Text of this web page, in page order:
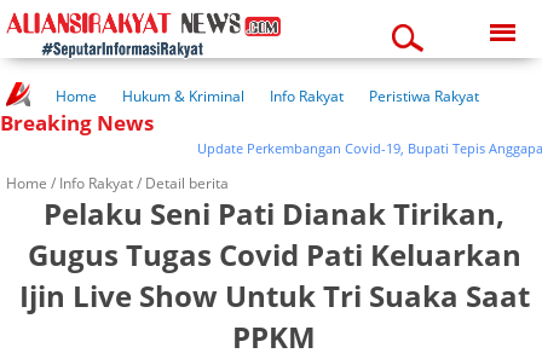
03:49:26 am
Home Hukum & Kriminal Info Rakyat
Peristiwa Rakyat
Kuliner Rakyat
Wisata Rakyat
Kesehatan
Breaking News
Update Perkembangan Covid-19, Bupati Tepis Anggapan
Home / Info Rakyat/ Detail berita
Pelaku Seni Pati Dianak Tirikan,
Gugus Tugas Covid Pati Keluarkan
Ijin Live Show Untuk Tri Suaka Saat
PPKM